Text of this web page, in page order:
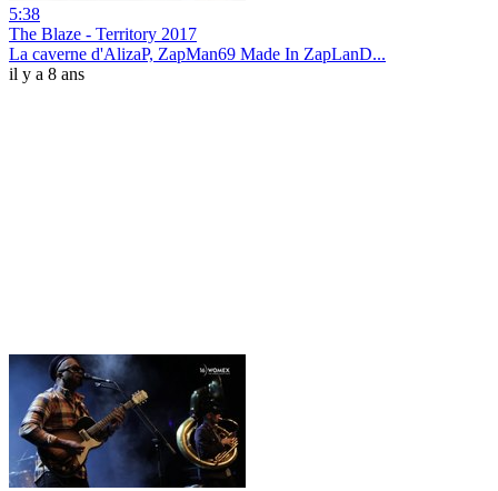
5:38
The Blaze - Territory 2017
La caverne d'AlizaP, ZapMan69 Made In ZapLanD...
il y a 8 ans